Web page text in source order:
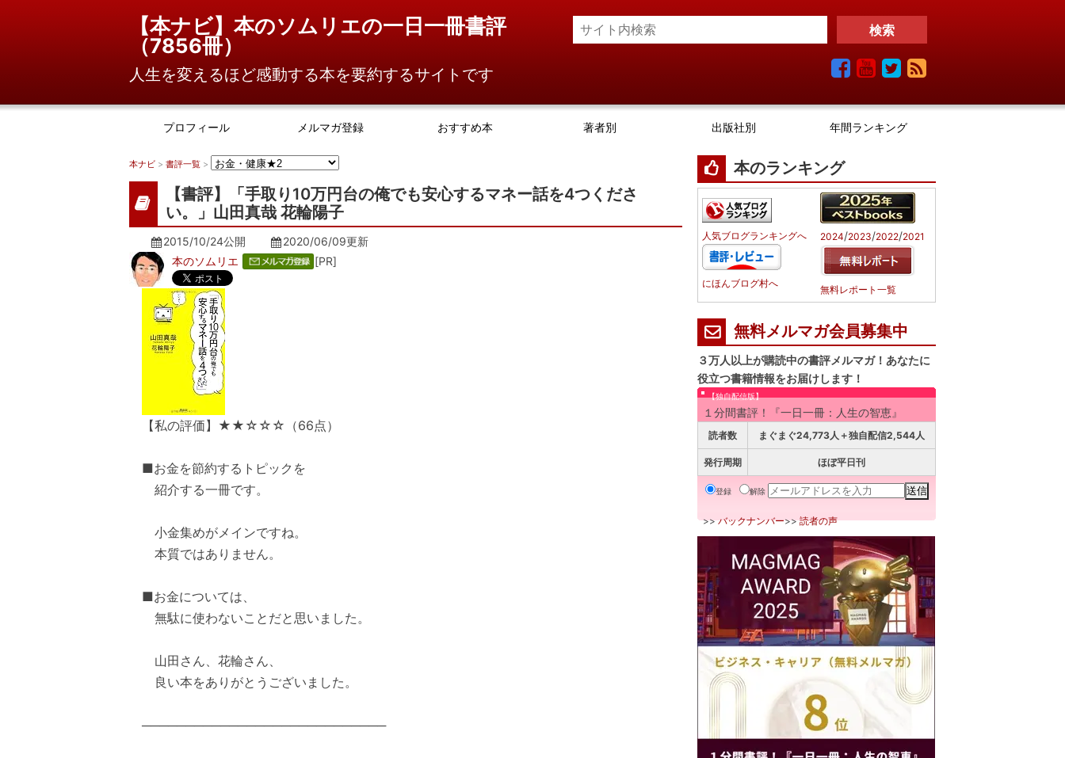
【本ナビ】本のソムリエの一日一冊書評
（7856冊）
人生を変えるほど感動する本を要約するサイトです
プロフィール メルマガ登録 おすすめ本 著者別 出版社別 年間ランキング
本ナビ > 書評一覧 >
【書評】「手取り10万円台の俺でも安心するマネー話を4つくださ
い。」山田真哉 花輪陽子
2015/10/24公開 2020/06/09更新
本のソムリエ
[PR]
【私の評価】★★☆☆☆（66点）
■お金を節約するトピックを
紹介する一冊です。
小金集めがメインですね。
本質ではありません。
■お金については、
無駄に使わないことだと思いました。
山田さん、花輪さん、
良い本をありがとうございました。
────────────────────────────
本のランキング
人気ブログランキングへ
にほんブログ村へ
2024/2023/2022/2021
無料レポート一覧
無料メルマガ会員募集中
３万人以上が購読中の書評メルマガ！あなたに
役立つ書籍情報をお届けします！
【独自配信版】
１分間書評！『一日一冊：人生の智恵』
読者数 まぐまぐ24,773人＋独自配信2,544人
発行周期 ほぼ平日刊
登録 解除
>>バックナンバー>>読者の声